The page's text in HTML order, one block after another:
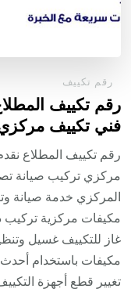
رقم تكييف
فني تكييف
رقم تكييف المطلاع
مركزي تركيب صيانة
المركزي خدمة صيانة
مكيفات مركزية تركيب
غاز للتكييف غسيل
مكيفات باستخدام أحدث
تغيير قطع أجهزة